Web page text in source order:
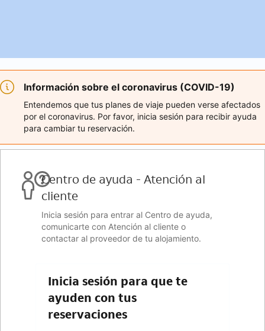
Información sobre el coronavirus (COVID-19)
Entendemos que tus planes de viaje pueden verse afectados
por el coronavirus. Por favor, inicia sesión para recibir ayuda
para cambiar tu reservación.
Centro de ayuda - Atención al
cliente
Inicia sesión para entrar al Centro de ayuda,
comunicarte con Atención al cliente o
contactar al proveedor de tu alojamiento.
Inicia sesión para que te
ayuden con tus
reservaciones